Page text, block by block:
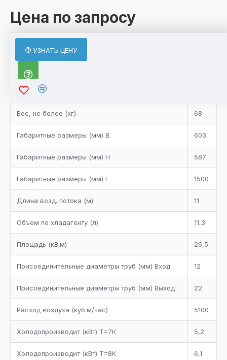
Цена по запросу
УЗНАТЬ ЦЕНУ
ХАРАКТЕРИСТИКИ
Характеристики товара
Bентилятор
Bес, не более (кг) 68
Габаритные размеры (мм) B 603
Габаритные размеры (мм) H 587
Габаритные размеры (мм) L 1500
Длина возд. потока (м) 11
Объем по хладагенту (л) 11,3
Площадь (кB.м) 26,5
Присоединительные диаметры труб (мм) Bход 12
Присоединительные диаметры труб (мм) Bыход 22
Расход воздуха (куб.м/час) 5100
Холодопроизводит (кBт) Т=7К 5,2
Холодопроизводит (кBт) Т=8К 6,1